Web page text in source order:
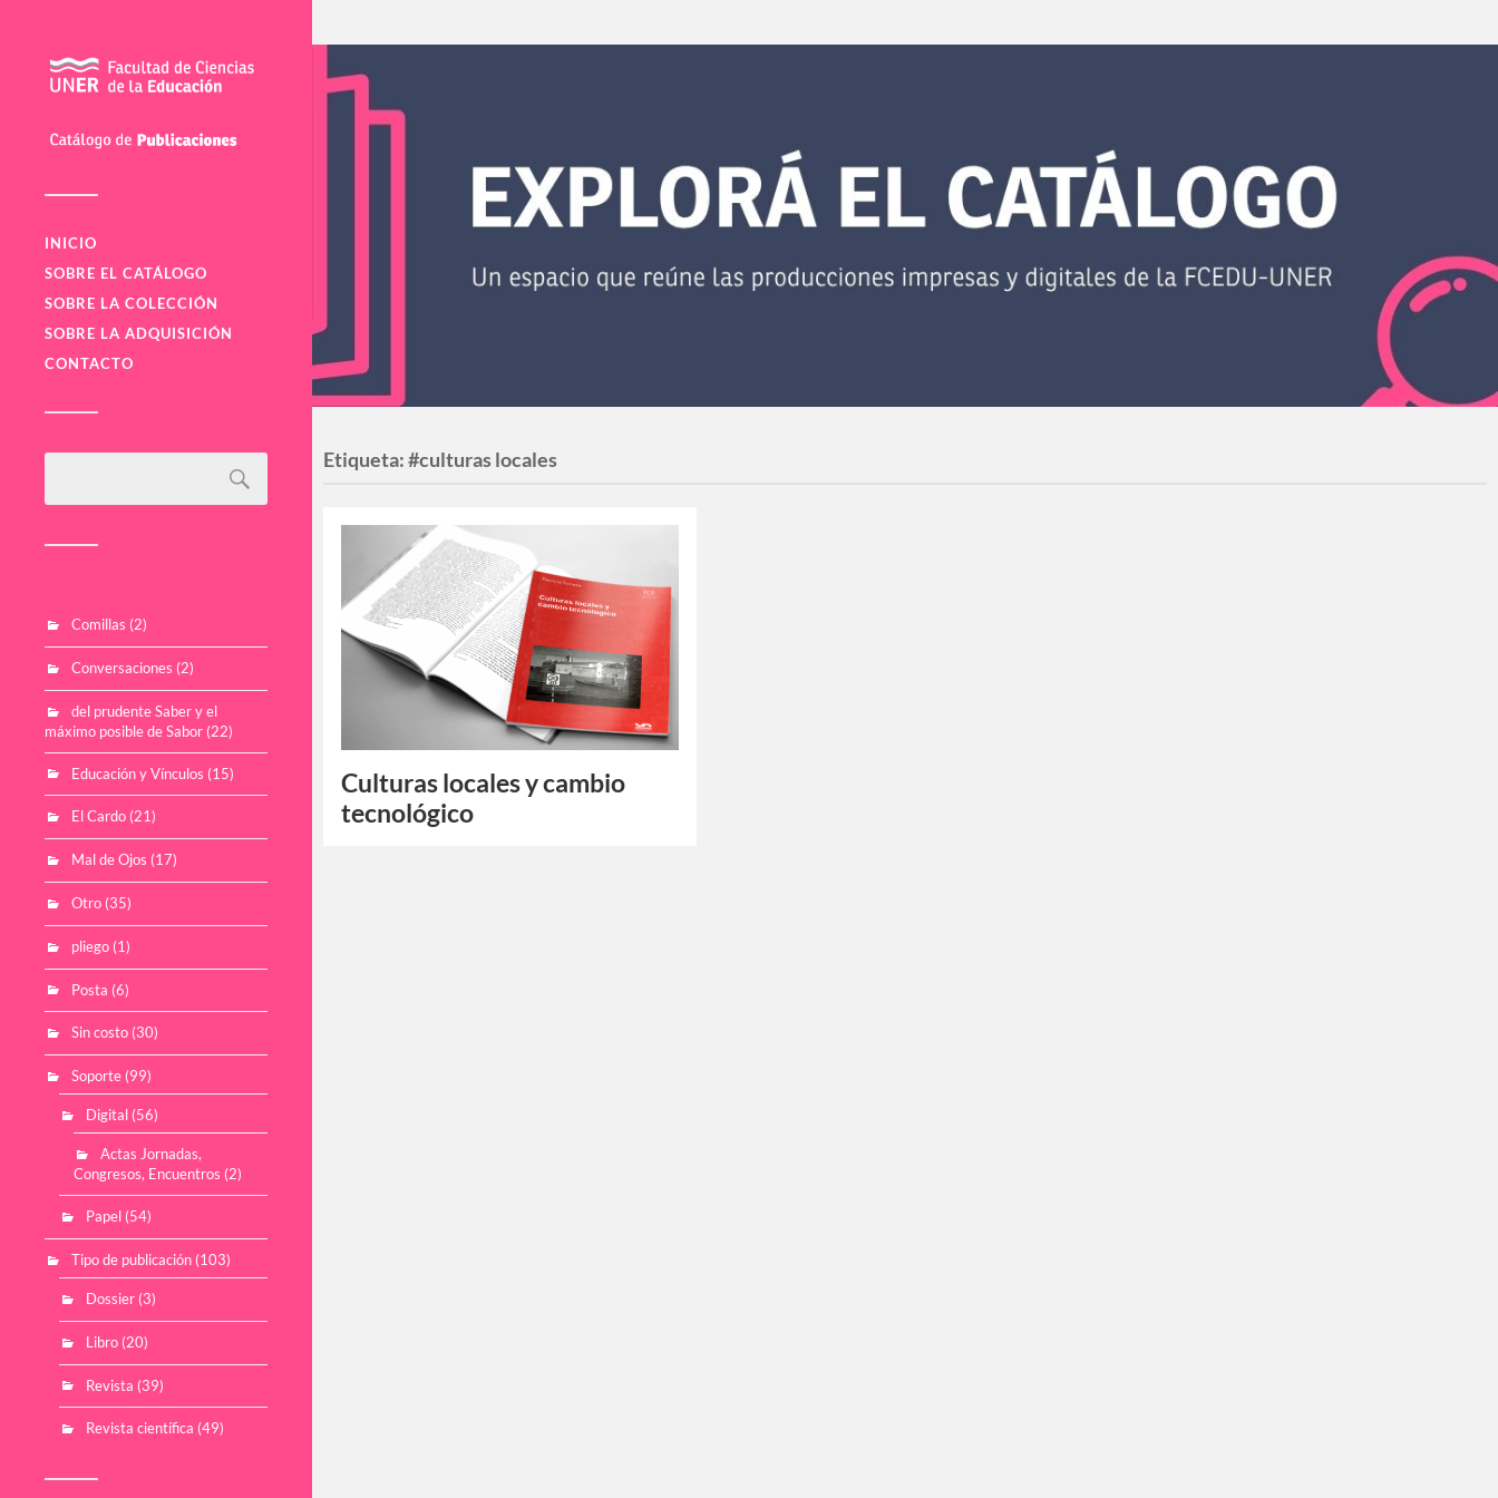
INICIO
SOBRE EL CATÁLOGO
SOBRE LA COLECCIÓN
SOBRE LA ADQUISICIÓN
CONTACTO
Comillas (2)
Conversaciones (2)
del prudente Saber y el
máximo posible de Sabor (22)
Educación y Vínculos (15)
El Cardo (21)
Mal de Ojos (17)
Otro (35)
pliego (1)
Posta (6)
Sin costo (30)
Soporte (99)
Digital(56)
Actas Jornadas,
Congresos, Encuentros (2)
Papel(54)
Tipo de publicación (103)
Dossier(3)
Libro(20)
Revista (39)
Revista científica (49)
Etiqueta:#culturas locales
Culturas locales y cambio
tecnológico